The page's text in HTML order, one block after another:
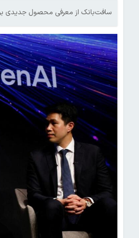
سافت‌بانک از معرفی محصول جدیدی